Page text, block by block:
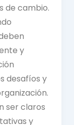
de cambio.
y
desafíos y
ser claros
y